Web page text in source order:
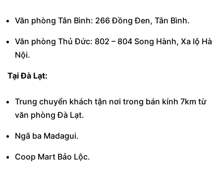
Văn phòng Tân Bình: 266 Đồng Đen, Tân Bình.
Văn phòng Thủ Đức: 802 – 804 Song Hành, Xa lộ Hà
Nội.
Tại Đà Lạt:
Trung chuyển khách tận nơi trong bán kính 7km từ
văn phòng Đà Lạt.
Ngã ba Madagui.
Coop Mart Bảo Lộc.